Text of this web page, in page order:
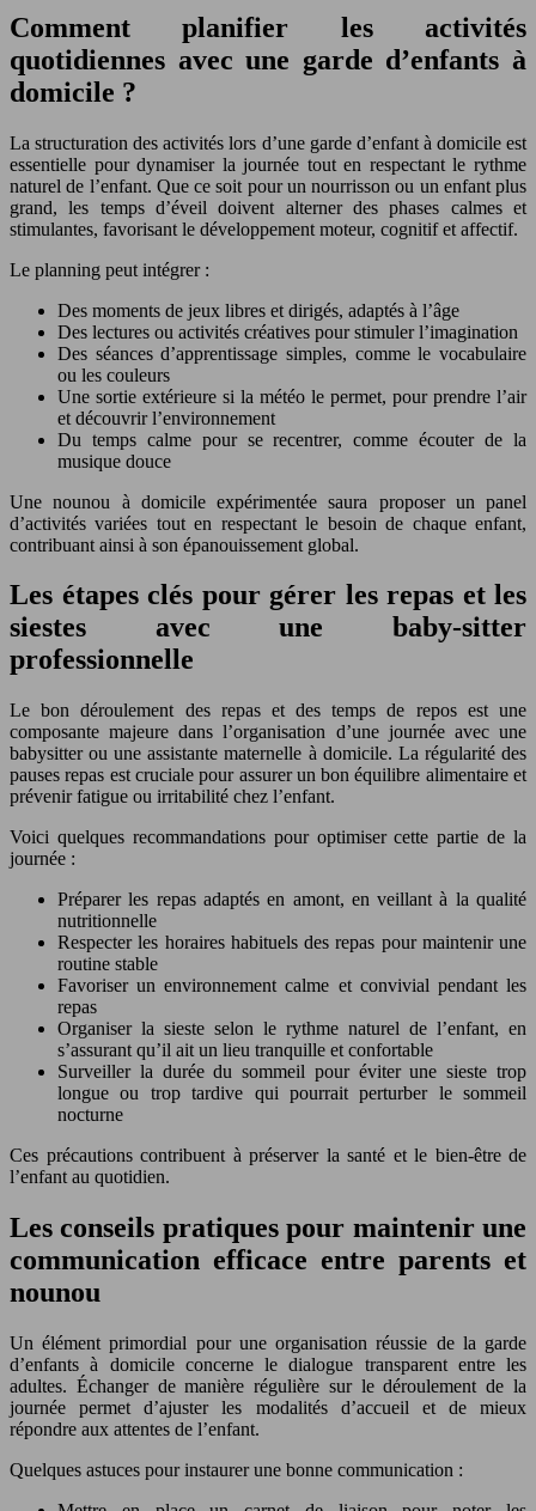
Comment planifier les activités
quotidiennes avec une garde d’enfants à
domicile ?
La structuration des activités lors d’une garde d’enfant à domicile est
essentielle pour dynamiser la journée tout en respectant le rythme
naturel de l’enfant. Que ce soit pour un nourrisson ou un enfant plus
grand, les temps d’éveil doivent alterner des phases calmes et
stimulantes, favorisant le développement moteur, cognitif et affectif.
Le planning peut intégrer :
Des moments de jeux libres et dirigés, adaptés à l’âge
Des lectures ou activités créatives pour stimuler l’imagination
Des séances d’apprentissage simples, comme le vocabulaire
ou les couleurs
Une sortie extérieure si la météo le permet, pour prendre l’air
et découvrir l’environnement
Du temps calme pour se recentrer, comme écouter de la
musique douce
Une nounou à domicile expérimentée saura proposer un panel
d’activités variées tout en respectant le besoin de chaque enfant,
contribuant ainsi à son épanouissement global.
Les étapes clés pour gérer les repas et les
siestes avec une baby-sitter
professionnelle
Le bon déroulement des repas et des temps de repos est une
composante majeure dans l’organisation d’une journée avec une
babysitter ou une assistante maternelle à domicile. La régularité des
pauses repas est cruciale pour assurer un bon équilibre alimentaire et
prévenir fatigue ou irritabilité chez l’enfant.
Voici quelques recommandations pour optimiser cette partie de la
journée :
Préparer les repas adaptés en amont, en veillant à la qualité
nutritionnelle
Respecter les horaires habituels des repas pour maintenir une
routine stable
Favoriser un environnement calme et convivial pendant les
repas
Organiser la sieste selon le rythme naturel de l’enfant, en
s’assurant qu’il ait un lieu tranquille et confortable
Surveiller la durée du sommeil pour éviter une sieste trop
longue ou trop tardive qui pourrait perturber le sommeil
nocturne
Ces précautions contribuent à préserver la santé et le bien-être de
l’enfant au quotidien.
Les conseils pratiques pour maintenir une
communication efficace entre parents et
nounou
Un élément primordial pour une organisation réussie de la garde
d’enfants à domicile concerne le dialogue transparent entre les
adultes. Échanger de manière régulière sur le déroulement de la
journée permet d’ajuster les modalités d’accueil et de mieux
répondre aux attentes de l’enfant.
Quelques astuces pour instaurer une bonne communication :